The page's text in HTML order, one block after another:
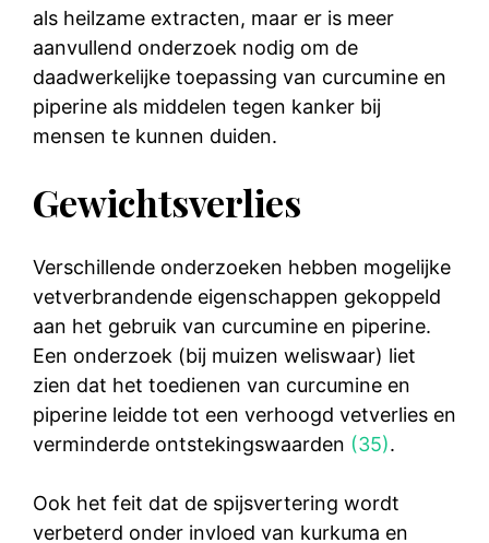
als heilzame extracten, maar er is meer
aanvullend onderzoek nodig om de
daadwerkelijke toepassing van curcumine en
piperine als middelen tegen kanker bij
mensen te kunnen duiden.
Gewichtsverlies
Verschillende onderzoeken hebben mogelijke
vetverbrandende eigenschappen gekoppeld
aan het gebruik van curcumine en piperine.
Een onderzoek (bij muizen weliswaar) liet
zien dat het toedienen van curcumine en
piperine leidde tot een verhoogd vetverlies en
verminderde ontstekingswaarden (35).
Ook het feit dat de spijsvertering wordt
verbeterd onder invloed van kurkuma en